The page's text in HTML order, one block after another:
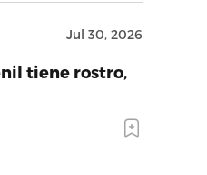
Jul 30, 2026
tiene rostro,